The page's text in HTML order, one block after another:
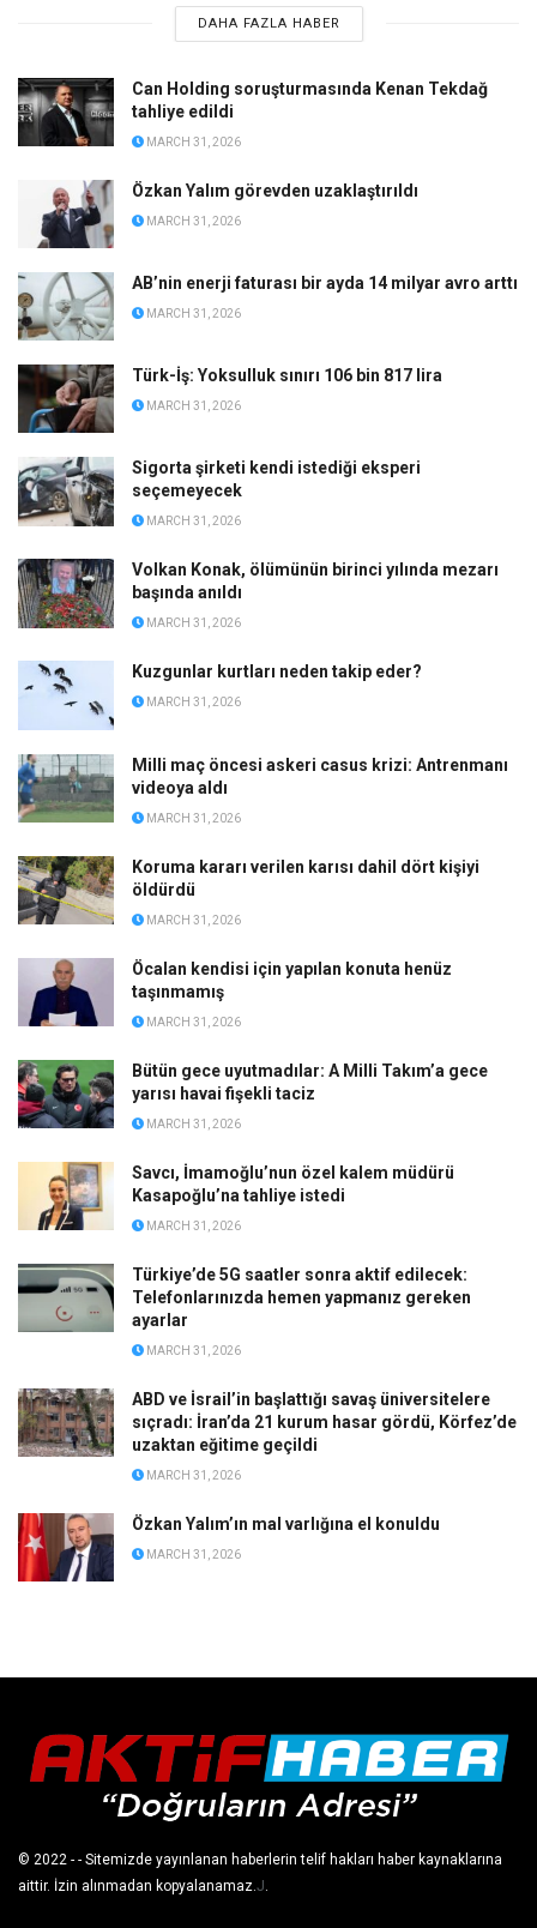
DAHA FAZLA HABER
Can Holding soruşturmasında Kenan Tekdağ
tahliye edildi
MARCH 31, 2026
Özkan Yalım görevden uzaklaştırıldı
MARCH 31, 2026
AB’nin enerji faturası bir ayda 14 milyar avro arttı
MARCH 31, 2026
Türk-İş: Yoksulluk sınırı 106 bin 817 lira
MARCH 31, 2026
Sigorta şirketi kendi istediği eksperi
seçemeyecek
MARCH 31, 2026
Volkan Konak, ölümünün birinci yılında mezarı
başında anıldı
MARCH 31, 2026
Kuzgunlar kurtları neden takip eder?
MARCH 31, 2026
Milli maç öncesi askeri casus krizi: Antrenmanı
videoya aldı
MARCH 31, 2026
Koruma kararı verilen karısı dahil dört kişiyi
öldürdü
MARCH 31, 2026
Öcalan kendisi için yapılan konuta henüz
taşınmamış
MARCH 31, 2026
Bütün gece uyutmadılar: A Milli Takım’a gece
yarısı havai fişekli taciz
MARCH 31, 2026
Savcı, İmamoğlu’nun özel kalem müdürü
Kasapoğlu’na tahliye istedi
MARCH 31, 2026
Türkiye’de 5G saatler sonra aktif edilecek:
Telefonlarınızda hemen yapmanız gereken
ayarlar
MARCH 31, 2026
ABD ve İsrail’in başlattığı savaş üniversitelere
sıçradı: İran’da 21 kurum hasar gördü, Körfez’de
uzaktan eğitime geçildi
MARCH 31, 2026
Özkan Yalım’ın mal varlığına el konuldu
MARCH 31, 2026
© 2022 - - Sitemizde yayınlanan haberlerin telif hakları haber kaynaklarına
aittir. İzin alınmadan kopyalanamaz.J.